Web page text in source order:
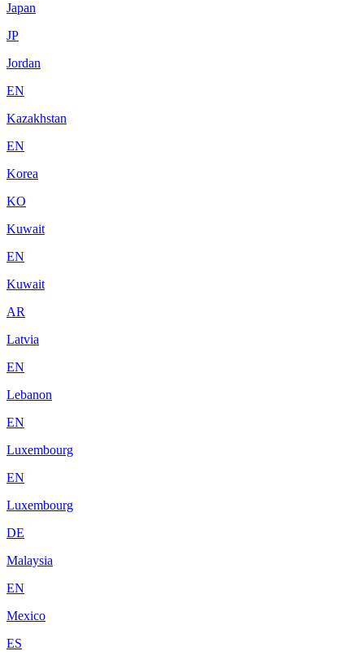
Japan
JP
Jordan
EN
Kazakhstan
EN
Korea
KO
Kuwait
EN
Kuwait
AR
Latvia
EN
Lebanon
EN
Luxembourg
EN
Luxembourg
DE
Malaysia
EN
Mexico
ES